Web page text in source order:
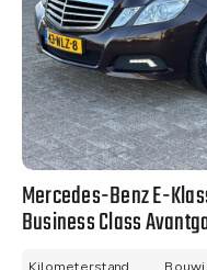
Mercedes-Benz E-
Business Class